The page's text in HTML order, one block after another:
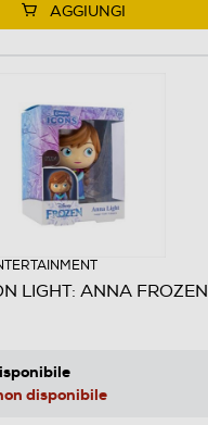
AGGIUNGI
LIGHT: ANNA FROZEN
disponibile